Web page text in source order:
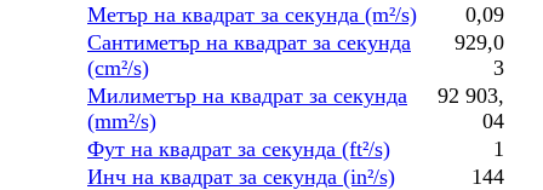
Метър на квадрат за секунда (m²/s)
0,09
Сантиметър на квадрат за секунда
(cm²/s)
929,0
3
Милиметър на квадрат за секунда
(mm²/s)
92 903,
04
Фут на квадрат за секунда (ft²/s)
1
Инч на квадрат за секунда (in²/s)
144